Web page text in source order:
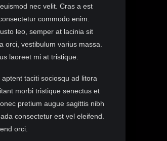
nec velit. Cras a est
commodo enim.
leo, semper at lacinia sit
orci, vestibulum varius massa.
laoreet mi at tristique.
taciti sociosqu ad litora
morbi tristique senectus et
pretium augue sagittis nibh
consectetur est vel eleifend.
orci.